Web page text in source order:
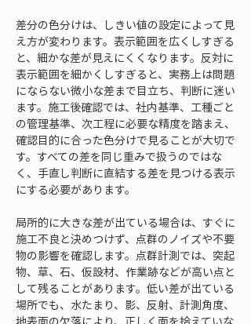
差分の色分けは、しきい値の設定によって見
え方が変わります。表示範囲を広くしすぎる
と、細かな差が見えにくくなります。反対に
表示範囲を細かくしすぎると、実務上は問題
にならない微小な差まで目立ち、判断に迷い
ます。施工後確認では、社内基準、工種ごと
の管理基準、次工程に必要な精度を踏まえ、
確認目的に合った色分けで見ることが大切で
す。すべての差を同じ重みで扱うのではな
く、手直し判断に直結する差を見つける表示
にする必要があります。
局所的に大きな差が出ている場合は、すぐに
施工不良と決めつけず、点群のノイズや不要
物の影響を確認します。点群計測では、突起
物、草、石、仮設材、作業跡などが高い点と
して残ることがあります。低い差が出ている
場所でも、水たまり、影、反射、計測角度、
地表面の欠落により、正しく面を拾えていな